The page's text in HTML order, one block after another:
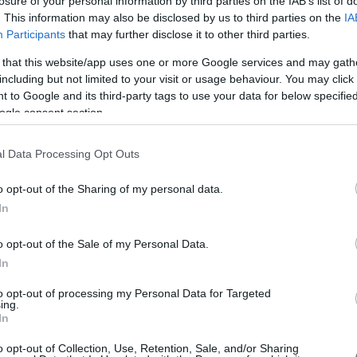
This information may also be disclosed by us to third parties on the
Participants that may further disclose it to other third parties.
that this website/app uses one or more Google services and may
but not limited to your visit or usage behaviour. You may
to Google and its third-party tags to use your data for below
consent section.
Data Processing Opt Outs
opt-out of the Sharing of my personal data.
opt-out of the Sale of my Personal Data.
opt-out of processing my Personal Data for Targeted
opt-out of Collection, Use, Retention, Sale, and/or Sharing